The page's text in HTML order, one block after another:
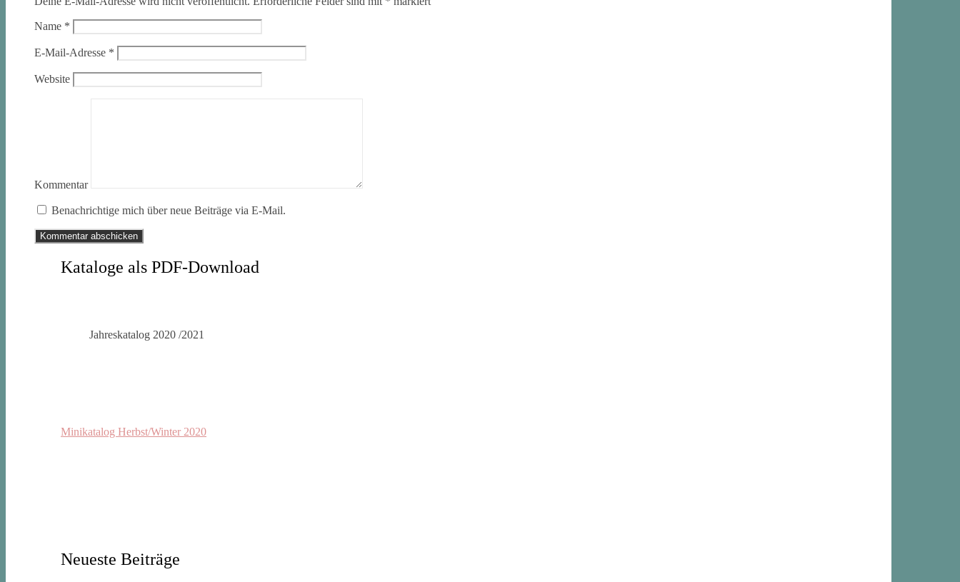
Name *
E-Mail-Adresse *
Website
Kommentar
Benachrichtige mich über neue Beiträge via E-Mail.
Kataloge als PDF-Download
Jahreskatalog 2020 /2021
Minikatalog Herbst/Winter 2020
Neueste Beiträge